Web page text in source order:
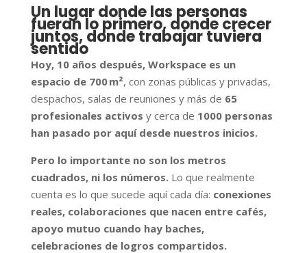
Un lugar donde las personas
fueran lo primero, donde crecer
juntos, donde trabajar tuviera
sentido
Hoy, 10 años después, Workspace es un
espacio de 700 m², con zonas públicas y privadas,
despachos, salas de reuniones y más de 65
profesionales activos y cerca de 1000 personas
han pasado por aquí desde nuestros inicios.
Pero lo importante no son los metros
cuadrados, ni los números. Lo que realmente
cuenta es lo que sucede aquí cada día: conexiones
reales, colaboraciones que nacen entre cafés,
apoyo mutuo cuando hay baches,
celebraciones de logros compartidos.